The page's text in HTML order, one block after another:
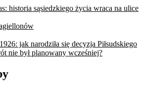
historia sąsiedzkiego życia wraca na ulice
jak narodziła się decyzja Piłsudskiego
nie był planowany wcześniej?